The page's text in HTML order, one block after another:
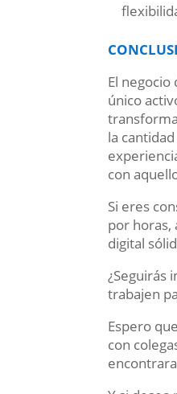
El
único
la
con
Si eres
por horas,
digital
¿Seguirás
trabajen
Espero
con